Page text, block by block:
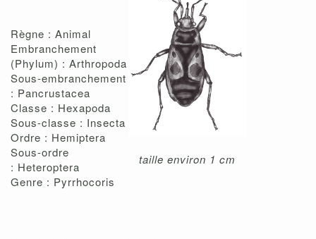
Règne : Animal
Embranchement
(Phylum) : Arthropoda
Sous-embranchement
: Pancrustacea
Classe : Hexapoda
Sous-classe : Insecta
Ordre : Hemiptera
Sous-ordre
: Heteroptera
Genre : Pyrrhocoris
taille environ 1 cm